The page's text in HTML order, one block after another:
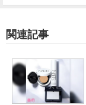
関連記事